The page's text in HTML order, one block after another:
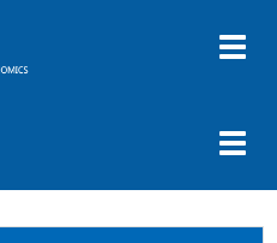
切
切
导